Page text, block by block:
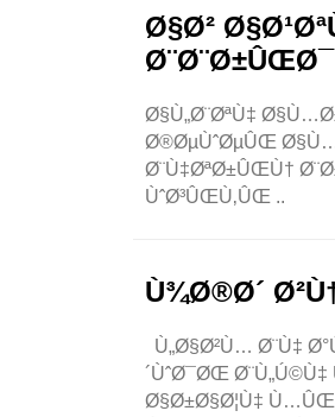
Ø§Ø²
Ø¨Ø¨Ø±ÛŒØ¯
Ø§Ù„Ø¨ØªÙ‡
Ø®ØµÙˆØµÛŒ
Ø¨Ù‡ØªØ±ÛŒÙ†
ÙˆØ³ÛŒÙ‚ÛŒ ..
Ù¾Ø®Ø´
Ù„Ø§Ø²Ù… Ø¨Ù‡
´ÙˆØ¯ØŒ
Ø§Ø±Ø§Ø¦Ù‡ Ù…ÛŒ